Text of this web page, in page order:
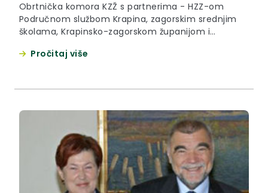
Obrtnička komora KZŽ s partnerima - HZZ-om
Područnom službom Krapina, zagorskim srednjim
školama, Krapinsko-zagorskom županijom i
projektom prezentacije obrtničkih i ostalih
Pročitaj više